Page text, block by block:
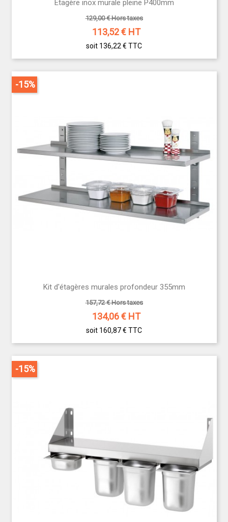
Étagère inox murale pleine P400mm
129,00 € Hors taxes
113,52€ HT
soit 136,22 € TTC
Kit d'étagères murales profondeur 355mm
157,72 € Hors taxes
134,06€ HT
soit 160,87 € TTC
-15%
-15%